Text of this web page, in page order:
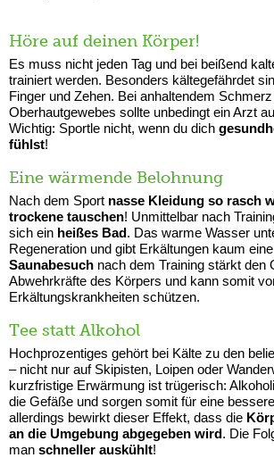
Höre auf deinen Körper!
Es muss nicht jeden Tag und bei beißend
trainiert werden. Besonders kältegefährdet
Finger und Zehen. Bei anhaltendem
Oberhautgewebes sollte unbedingt ein Arzt
Wichtig: Sportle nicht, wenn du dich
fühlst!
Eine wärmende Belohnung
Nach dem Sport nasse Kleidung so rasch
trockene tauschen! Unmittelbar nach
sich ein heißes Bad. Das warme Wasser
Regeneration und gibt Erkältungen kaum
Saunabesuch nach dem Training stärkt den
Abwehrkräfte des Körpers und kann somit
Erkältungskrankheiten schützen.
Tee statt Alkohol
Hochprozentiges gehört bei Kälte zu den
– nicht nur auf Skipisten, Loipen oder
kurzfristige Erwärmung ist trügerisch:
die Gefäße und sorgen somit für eine
allerdings bewirkt dieser Effekt, dass die
an die Umgebung abgegeben wird. Die
man schneller auskühlt!